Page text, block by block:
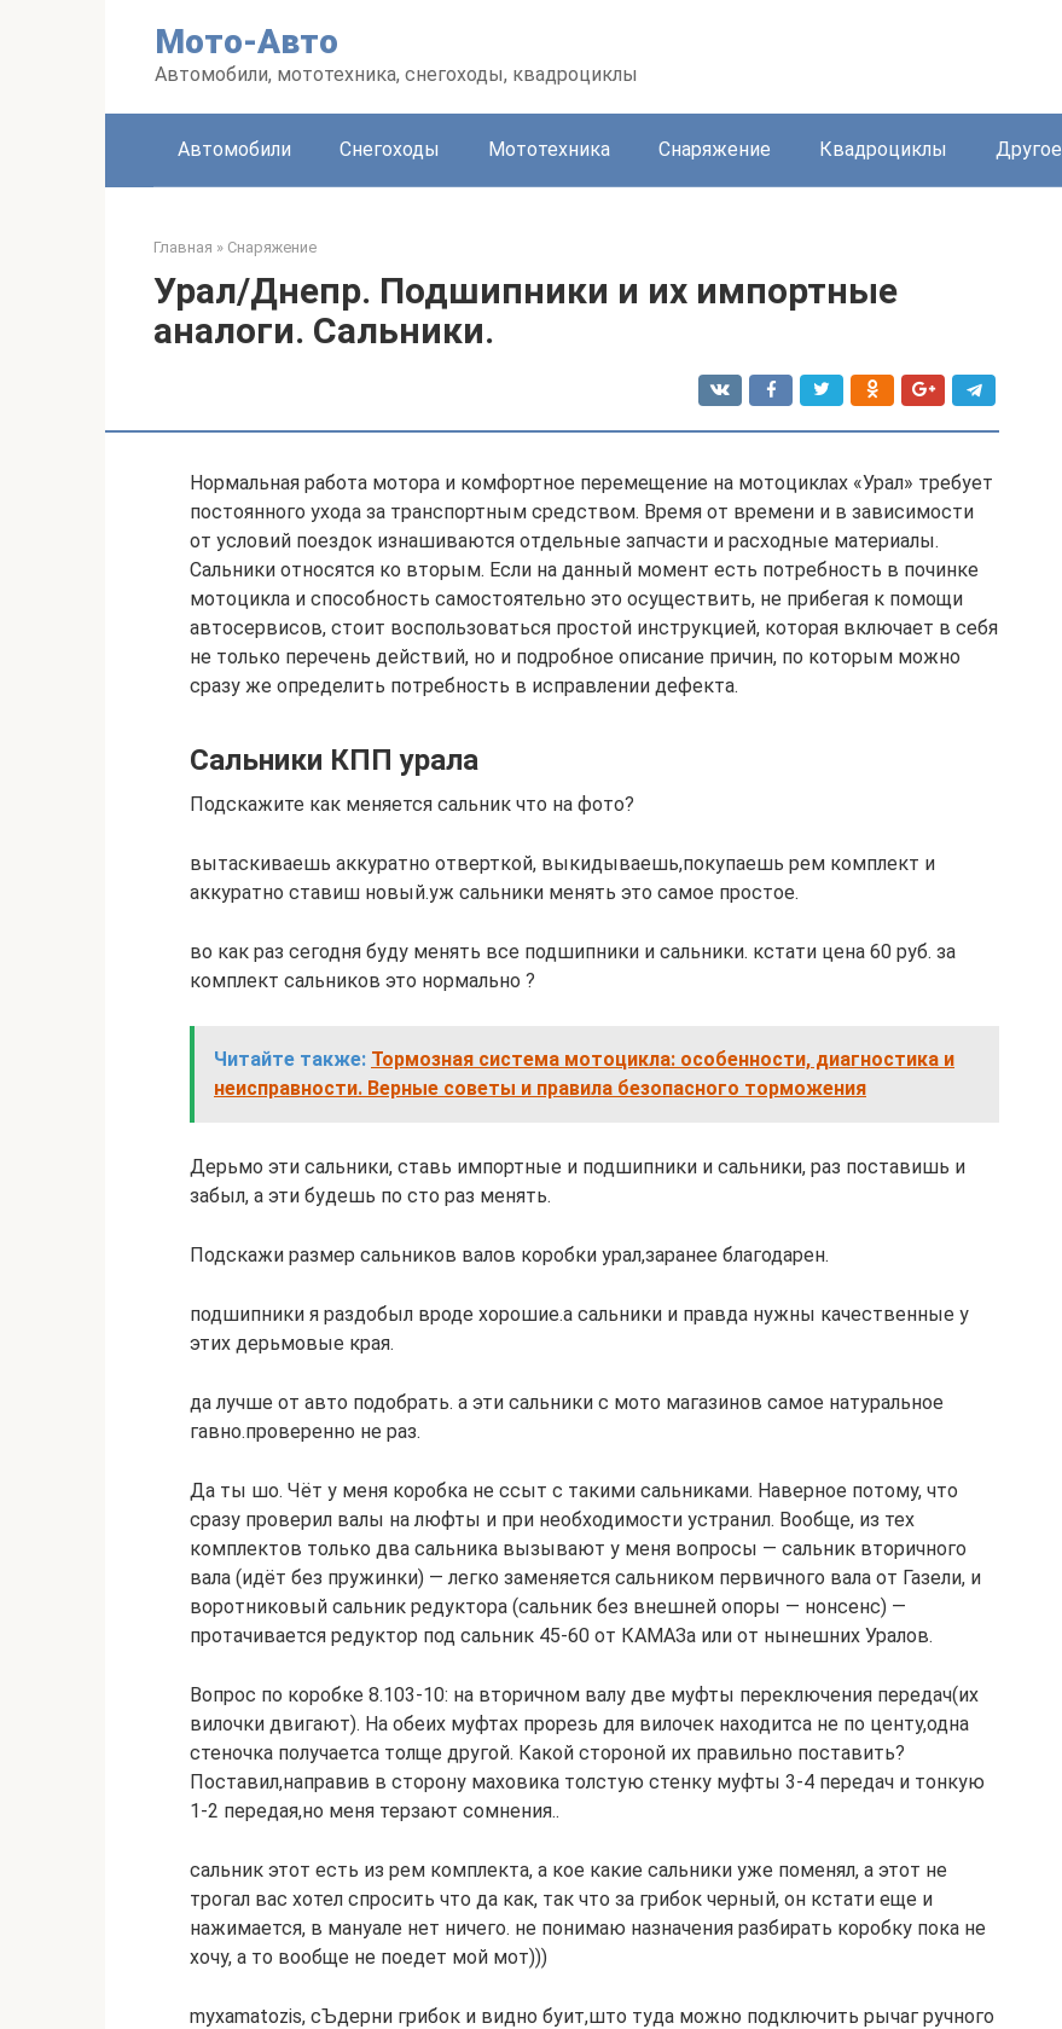
Мото-Авто
Автомобили, мототехника, снегоходы, квадроциклы
Автомобили Снегоходы Мототехника Снаряжение Квадроциклы Другое
Главная » Снаряжение
Урал/Днепр. Подшипники и их импортные
аналоги. Сальники.
Нормальная работа мотора и комфортное перемещение на мотоциклах «Урал» требует
постоянного ухода за транспортным средством. Время от времени и в зависимости
от условий поездок изнашиваются отдельные запчасти и расходные материалы.
Сальники относятся ко вторым. Если на данный момент есть потребность в починке
мотоцикла и способность самостоятельно это осуществить, не прибегая к помощи
автосервисов, стоит воспользоваться простой инструкцией, которая включает в себя
не только перечень действий, но и подробное описание причин, по которым можно
сразу же определить потребность в исправлении дефекта.
Сальники КПП урала
Подскажите как меняется сальник что на фото?
вытаскиваешь аккуратно отверткой, выкидываешь,покупаешь рем комплект и
аккуратно ставиш новый.уж сальники менять это самое простое.
во как раз сегодня буду менять все подшипники и сальники. кстати цена 60 руб. за
комплект сальников это нормально ?
Читайте также: Тормозная система мотоцикла: особенности, диагностика и
неисправности. Верные советы и правила безопасного торможения
Дерьмо эти сальники, ставь импортные и подшипники и сальники, раз поставишь и
забыл, а эти будешь по сто раз менять.
Подскажи размер сальников валов коробки урал,заранее благодарен.
подшипники я раздобыл вроде хорошие.а сальники и правда нужны качественные у
этих дерьмовые края.
да лучше от авто подобрать. а эти сальники с мото магазинов самое натуральное
гавно.проверенно не раз.
Да ты шо. Чёт у меня коробка не ссыт с такими сальниками. Наверное потому, что
сразу проверил валы на люфты и при необходимости устранил. Вообще, из тех
комплектов только два сальника вызывают у меня вопросы — сальник вторичного
вала (идёт без пружинки) — легко заменяется сальником первичного вала от Газели, и
воротниковый сальник редуктора (сальник без внешней опоры — нонсенс) —
протачивается редуктор под сальник 45-60 от КАМАЗа или от нынешних Уралов.
Вопрос по коробке 8.103-10: на вторичном валу две муфты переключения передач(их
вилочки двигают). На обеих муфтах прорезь для вилочек находитса не по центу,одна
стеночка получаетса толще другой. Какой стороной их правильно поставить?
Поставил,направив в сторону маховика толстую стенку муфты 3-4 передач и тонкую
1-2 передая,но меня терзают сомнения..
сальник этот есть из рем комплекта, а кое какие сальники уже поменял, а этот не
трогал вас хотел спросить что да как, так что за грибок черный, он кстати еще и
нажимается, в мануале нет ничего. не понимаю назначения разбирать коробку пока не
хочу, а то вообще не поедет мой мот)))
myxamatozis, сЪдерни грибок и видно буит,што туда можно подключить рычаг ручного